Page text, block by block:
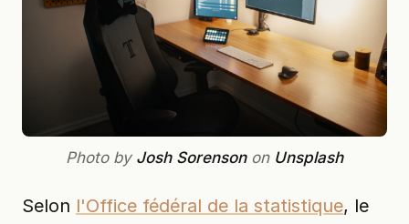
Photo by Josh Sorensonon Unsplash
Selon l'Office fédéral de la statistique, le